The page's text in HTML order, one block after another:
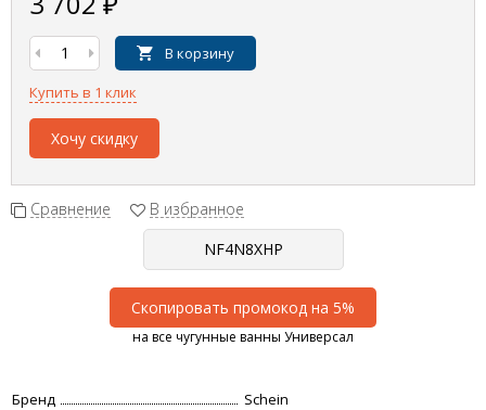
В корзину
Купить в 1 клик
Хочу скидку
Сравнение В избранное
Скопировать промокод на 5%
на все чугунные ванны Универсал
Бренд
Schein